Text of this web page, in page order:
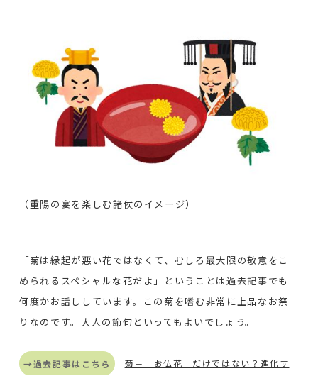
（重陽の宴を楽しむ諸侯のイメージ）
「菊は縁起が悪い花ではなくて、むしろ最大限の敬意をこ
められるスペシャルな花だよ」ということは過去記事でも
何度かお話ししています。この菊を嗜む非常に上品なお祭
りなのです。大人の節句といってもよいでしょう。
→過去記事はこちら
菊＝「お仏花」だけではない？進化す